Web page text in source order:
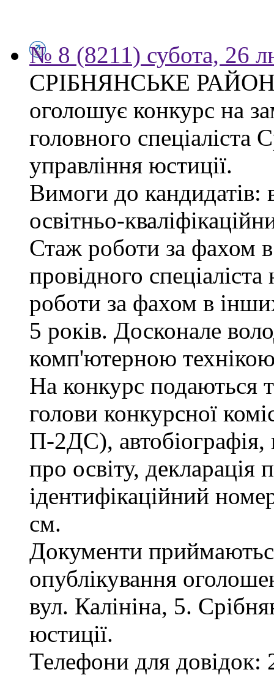
№ 8 (8211) субота, 26
СРІБНЯНСЬКЕ
оголошує конкурс на
головного спеціаліста
управління юстиції.
Вимоги до кандидатів:
освітньо-
Стаж роботи за фахом
провідного
роботи за фахом в
5 років. Досконале
комп'ютерною
На конкурс подаються
голови конкурсної
П-2ДС), автобіографія,
про освіту, декларація
ідентифікаційний
см.
Документи
опублікування
вул. Калініна, 5.
юстиції.
Телефони для